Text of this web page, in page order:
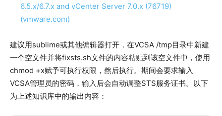
6.5.x/6.7.x and vCenter Server 7.0.x (76719)
(vmware.com)
建议用sublime或其他编辑器打开，在VCSA /tmp目录中新建
一个空文件并将fixsts.sh文件的内容粘贴到该空文件中，使用
chmod +x赋予可执行权限，然后执行。期间会要求输入
VCSA管理员的密码，输入后会自动调整STS服务证书。以下
为上述知识库中的输出内容：